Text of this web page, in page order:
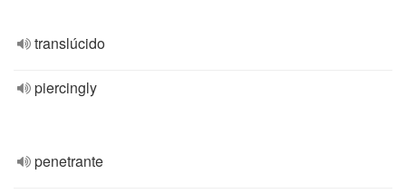
translúcido
piercingly
penetrante